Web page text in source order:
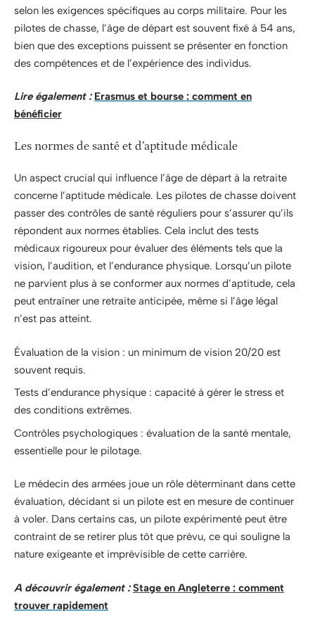
selon les exigences spécifiques au corps militaire. Pour les
pilotes de chasse, l’âge de départ est souvent fixé à 54 ans,
bien que des exceptions puissent se présenter en fonction
des compétences et de l’expérience des individus.
Lire également : Erasmus et bourse : comment en
bénéficier
Les normes de santé et d’aptitude médicale
Un aspect crucial qui influence l’âge de départ à la retraite
concerne l’aptitude médicale. Les pilotes de chasse doivent
passer des contrôles de santé réguliers pour s’assurer qu’ils
répondent aux normes établies. Cela inclut des tests
médicaux rigoureux pour évaluer des éléments tels que la
vision, l’audition, et l’endurance physique. Lorsqu’un pilote
ne parvient plus à se conformer aux normes d’aptitude, cela
peut entraîner une retraite anticipée, même si l’âge légal
n’est pas atteint.
Évaluation de la vision : un minimum de vision 20/20 est
souvent requis.
Tests d’endurance physique : capacité à gérer le stress et
des conditions extrêmes.
Contrôles psychologiques : évaluation de la santé mentale,
essentielle pour le pilotage.
Le médecin des armées joue un rôle déterminant dans cette
évaluation, décidant si un pilote est en mesure de continuer
à voler. Dans certains cas, un pilote expérimenté peut être
contraint de se retirer plus tôt que prévu, ce qui souligne la
nature exigeante et imprévisible de cette carrière.
A découvrir également : Stage en Angleterre : comment
trouver rapidement